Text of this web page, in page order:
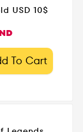
USD 10$
To Cart